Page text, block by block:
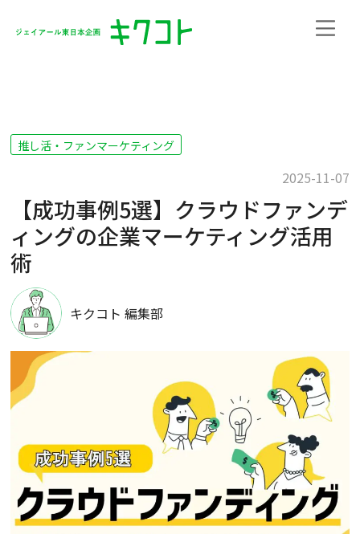
推し活・ファンマーケティング
2025-11-07
【成功事例5選】クラウドファンデ
ィングの企業マーケティング活用
術
キクコト 編集部